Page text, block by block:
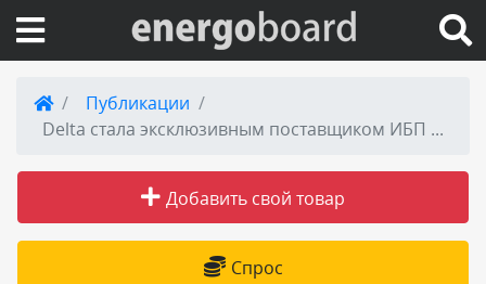
Вход на сайт
Публикации
Публикации
Delta стала эксклюзивным поставщиком ИБП для дата-центров компании Alibaba
Добавить свой товар
Спрос